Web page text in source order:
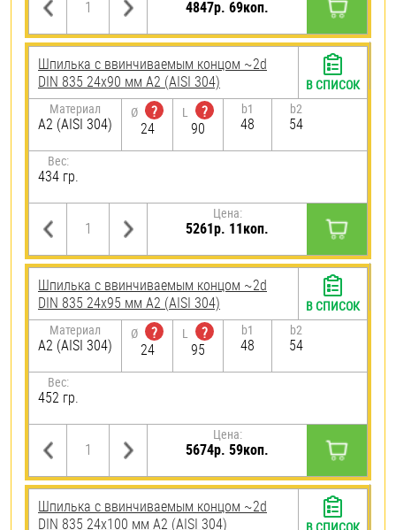
4847р. 69коп.
Шпилька c ввинчиваемым концом ~2d
DIN 835 24х90 мм А2 (AISI 304)
Материал
А2 (AISI 304)
Ø
?
24
L
?
90
b1
48
b2
54
Вес:
434 гр.
Цена:
5261р. 11коп.
В СПИСОК
Шпилька c ввинчиваемым концом ~2d
DIN 835 24х95 мм А2 (AISI 304)
Материал
А2 (AISI 304)
Ø
?
24
L
?
95
b1
48
b2
54
Вес:
452 гр.
Цена:
5674р. 59коп.
В СПИСОК
Шпилька c ввинчиваемым концом ~2d
DIN 835 24х100 мм А2 (AISI 304)